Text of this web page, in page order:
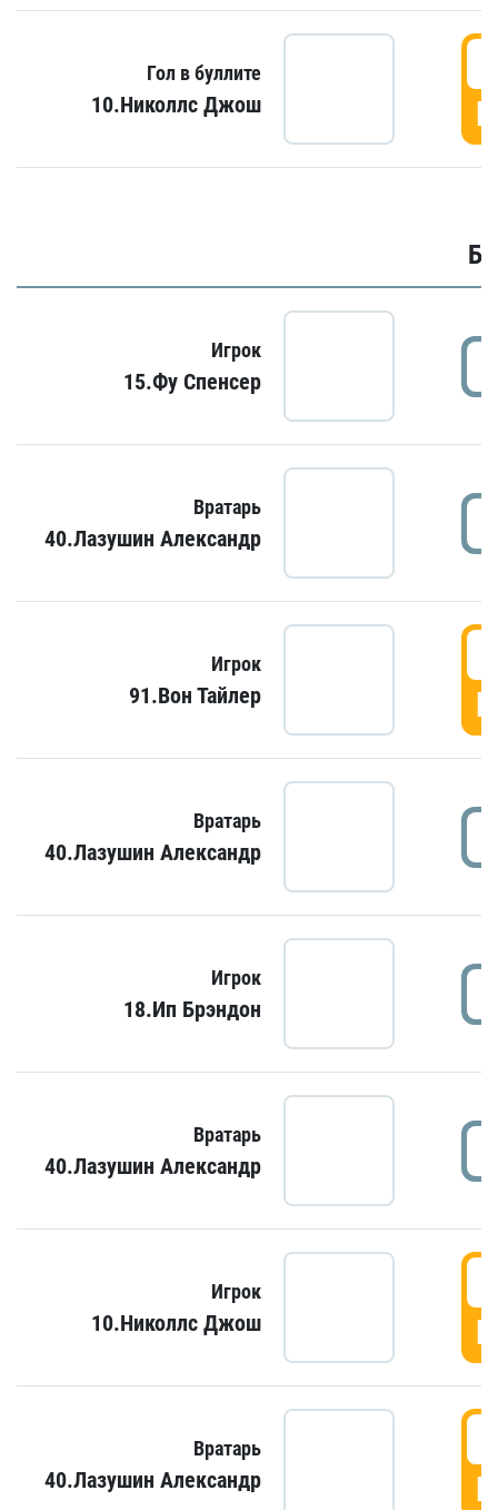
Гол в буллите
10.Николлс Джош
Игрок
15.Фу Спенсер
Вратарь
40.Лазушин Александр
Игрок
91.Вон Тайлер
Вратарь
40.Лазушин Александр
Игрок
18.Ип Брэндон
Вратарь
40.Лазушин Александр
Игрок
10.Николлс Джош
Вратарь
40.Лазушин Александр